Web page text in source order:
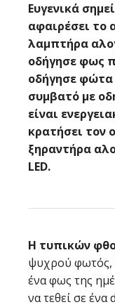
Ευγενικά
αφαιρέσει το
λαμπτήρα
οδήγησε φως
οδήγησε φώτα
συμβατό με
είναι
κρατήσει τον
ξηραντήρα
LED.
Η τυπικών
ψυχρού φωτός,
ένα φως της
να τεθεί σε